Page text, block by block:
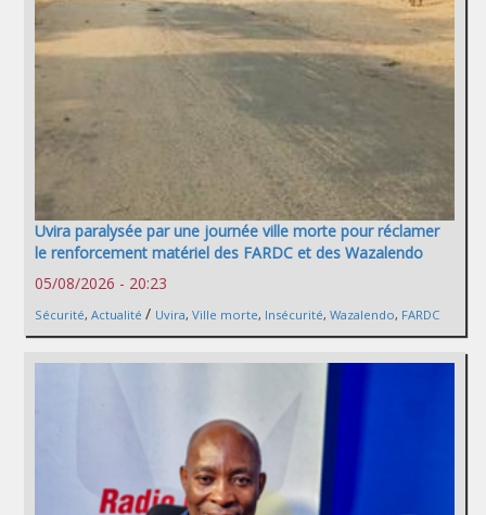
Uvira paralysée par une journée ville morte pour réclamer
le renforcement matériel des FARDC et des Wazalendo
05/08/2026 - 20:23
Sécurité, Actualité / Uvira, Ville morte, Insécurité, Wazalendo, FARDC